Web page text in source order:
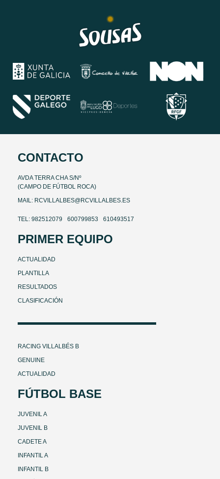
CONTACTO
AVDA TERRA CHA S/Nº
(CAMPO DE FÚTBOL ROCA)
MAIL: RCVILLALBES@RCVILLALBES.ES
TEL: 982512079 600799853 610493517
PRIMER EQUIPO
ACTUALIDAD
PLANTILLA
RESULTADOS
CLASIFICACIÓN
RACING VILLALBÉS B
GENUINE
ACTUALIDAD
FÚTBOL BASE
JUVENIL A
JUVENIL B
CADETE A
INFANTIL A
INFANTIL B